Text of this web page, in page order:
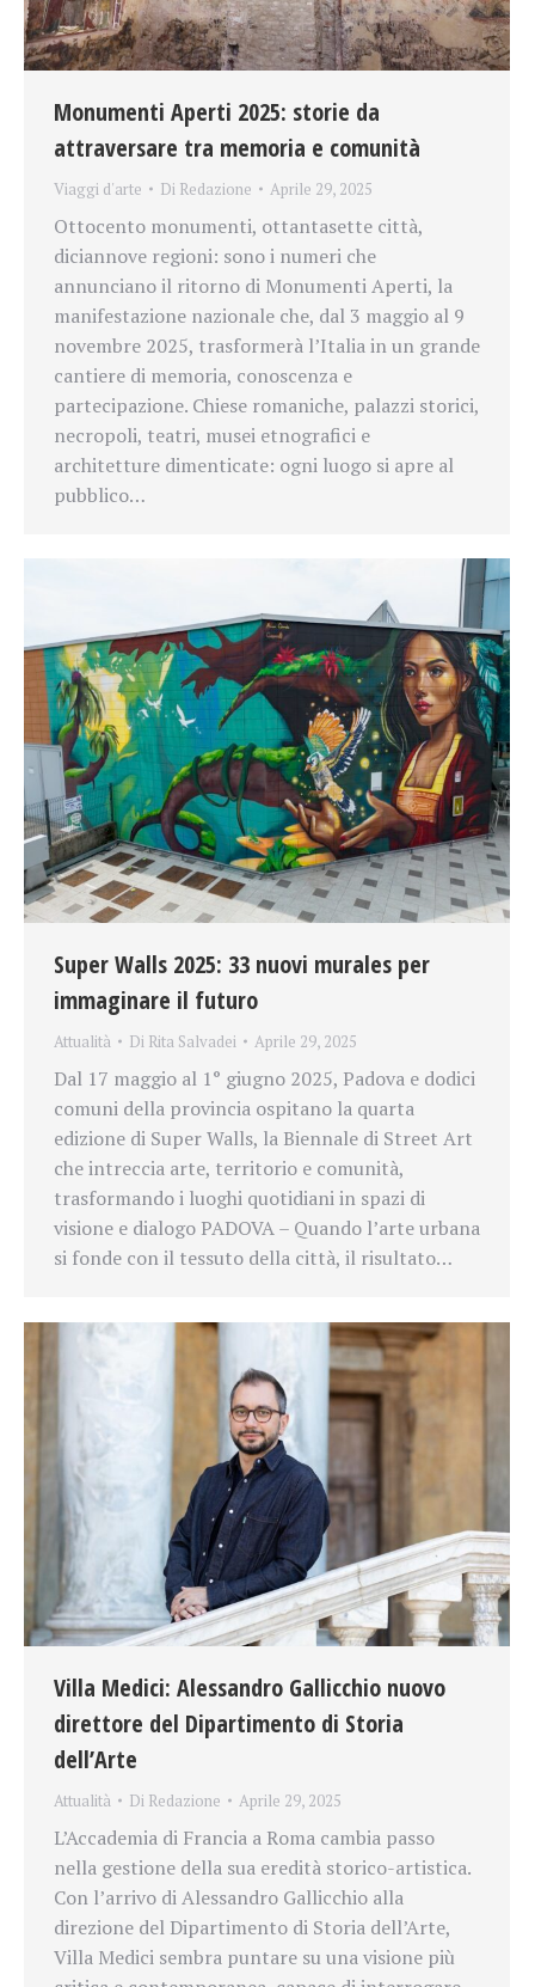
Monumenti Aperti 2025: storie da
attraversare tra memoria e comunità
Viaggi d'arte Di Redazione Aprile 29, 2025
Ottocento monumenti, ottantasette città,
diciannove regioni: sono i numeri che
annunciano il ritorno di Monumenti Aperti, la
manifestazione nazionale che, dal 3 maggio al 9
novembre 2025, trasformerà l’Italia in un grande
cantiere di memoria, conoscenza e
partecipazione. Chiese romaniche, palazzi storici,
necropoli, teatri, musei etnografici e
architetture dimenticate: ogni luogo si apre al
pubblico…
Super Walls 2025: 33 nuovi murales per
immaginare il futuro
Attualità Di Rita Salvadei Aprile 29, 2025
Dal 17 maggio al 1° giugno 2025, Padova e dodici
comuni della provincia ospitano la quarta
edizione di Super Walls, la Biennale di Street Art
che intreccia arte, territorio e comunità,
trasformando i luoghi quotidiani in spazi di
visione e dialogo PADOVA – Quando l’arte urbana
si fonde con il tessuto della città, il risultato…
Villa Medici: Alessandro Gallicchio nuovo
direttore del Dipartimento di Storia
dell’Arte
Attualità Di Redazione Aprile 29, 2025
L’Accademia di Francia a Roma cambia passo
nella gestione della sua eredità storico-artistica.
Con l’arrivo di Alessandro Gallicchio alla
direzione del Dipartimento di Storia dell’Arte,
Villa Medici sembra puntare su una visione più